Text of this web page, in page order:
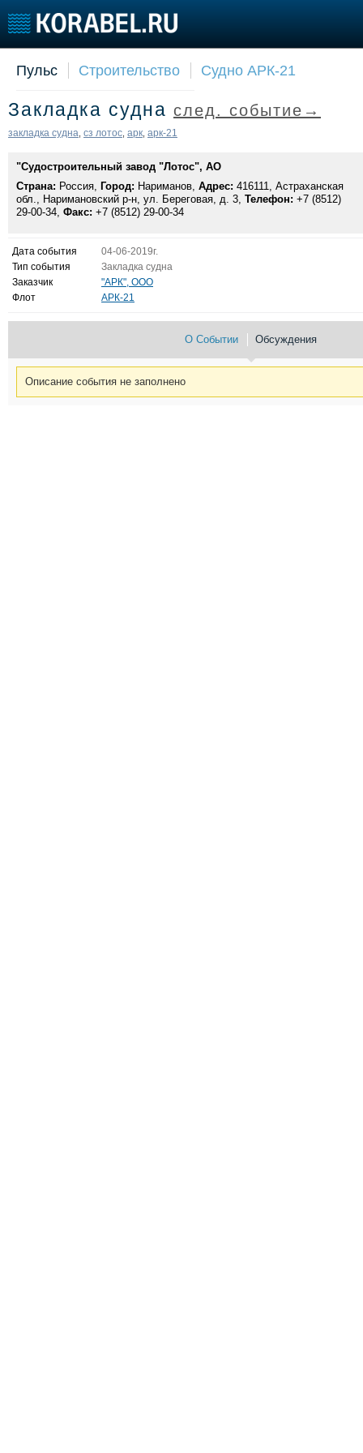
Пульс
Новости
Репутация
Работа
Крюинг
Реклама
Доска объявлений
Продажа флота
Изделия
Материалы
Услуги
Пульс Строительство Судно АРК-21
Закладка судна след. событие→
закладка судна сз лотос арк арк-21
"Судостроительный завод "Лотос", АО
Страна: Россия, Город: Нариманов, Адрес: 416111, Астраханская
обл., Наримановский р-н, ул. Береговая, д. 3, Телефон: +7 (8512)
29-00-34, Факс: +7 (8512) 29-00-34
Дата события
04-06-2019г.
Тип события
Закладка судна
Заказчик
"АРК", ООО
Флот
АРК-21
О Событии Обсуждения
Описание события не заполнено